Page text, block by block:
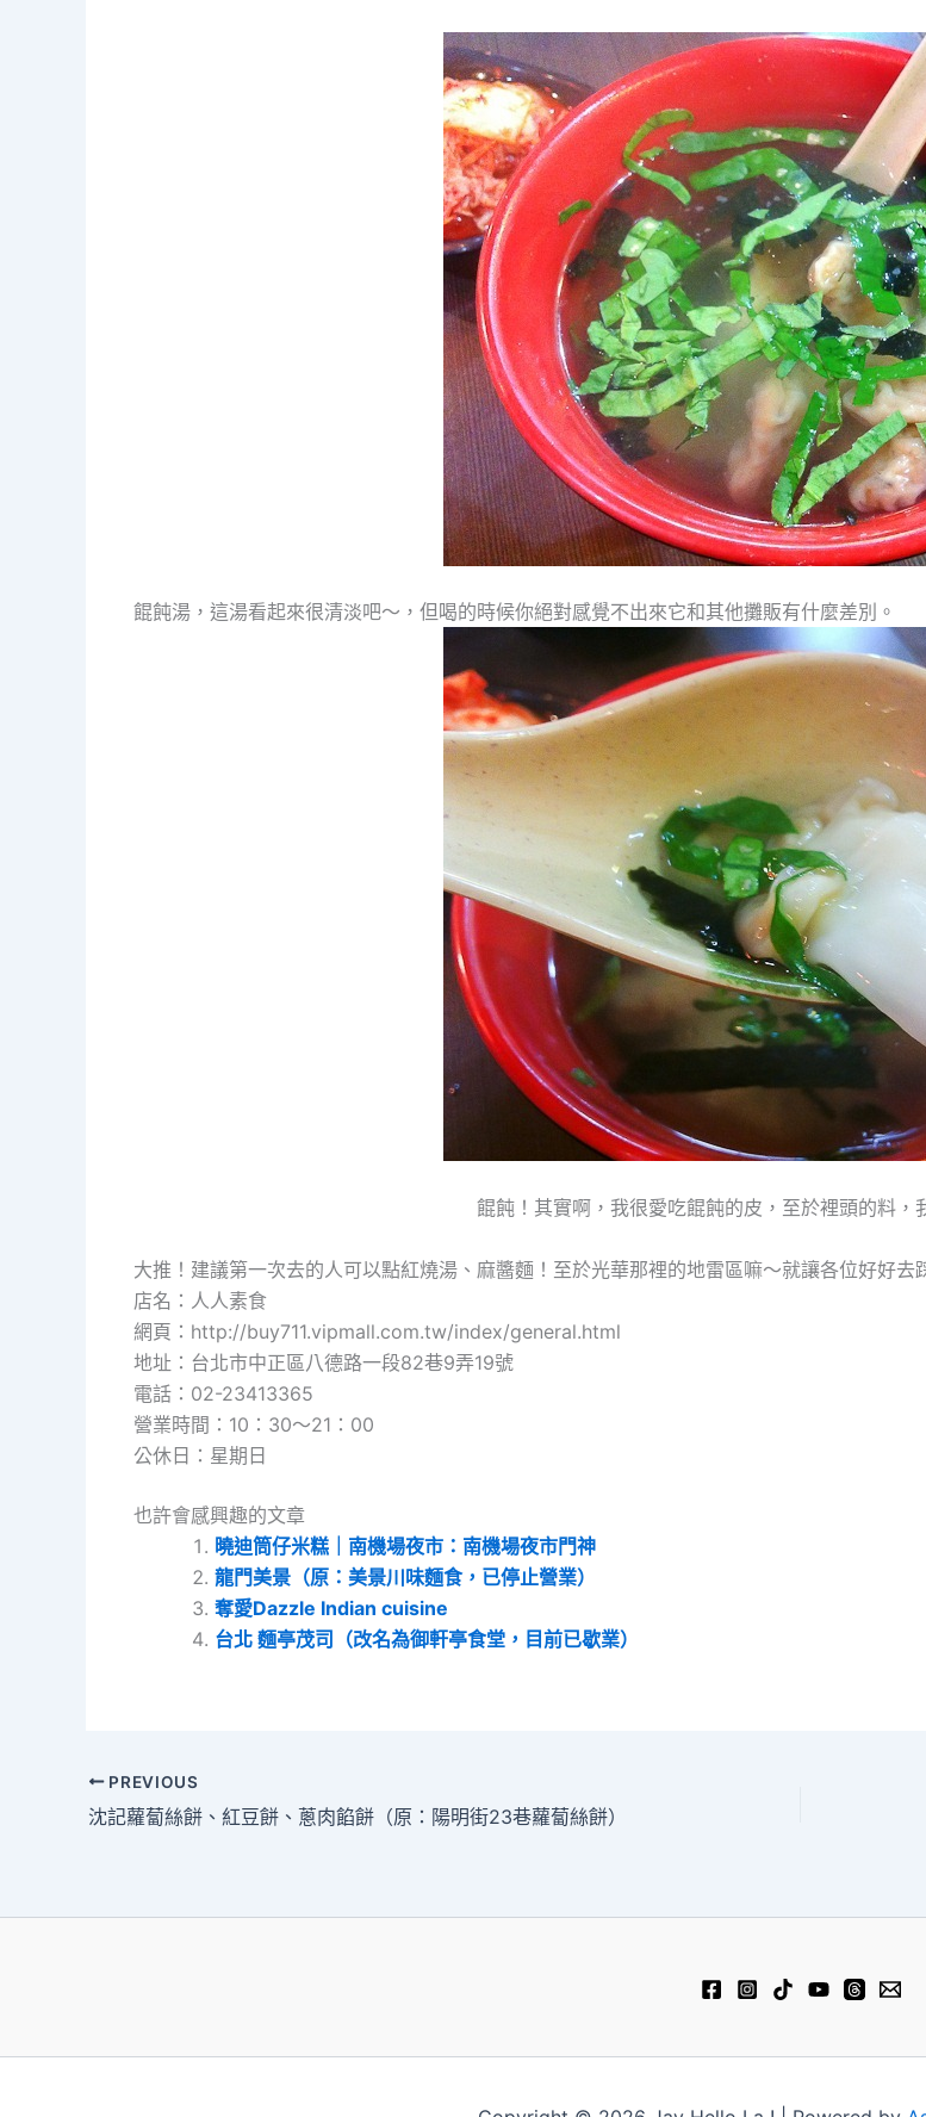
餛飩湯，這湯看起來很清淡吧～，但喝的時候你絕對感覺不出來它和其他攤販有什麼差別。
餛飩！其實啊，我很愛吃餛飩的皮，至於裡頭的料，
大推！建議第一次去的人可以點紅燒湯、麻醬麵！至於光華那裡的地雷區嘛～就讓各位好好去
店名：人人素食
網頁：http://buy711.vipmall.com.tw/index/general.html
地址：台北市中正區八德路一段82巷9弄19號
電話：02-23413365
營業時間：10：30～21：00
公休日：星期日
也許會感興趣的文章
曉迪筒仔米糕｜南機場夜市：南機場夜市門神
龍門美景（原：美景川味麵食，已停止營業）
奪愛Dazzle Indian cuisine
台北 麵亭茂司（改名為御軒亭食堂，目前已歇業）
PREVIOUS
沈記蘿蔔絲餅、紅豆餅、蔥肉餡餅（原：陽明街23巷蘿蔔絲餅）